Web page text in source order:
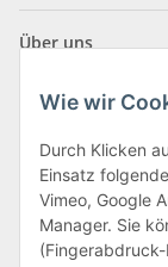
Über uns
Klagenfurter
9556 Liebenfels
Wie wir
Durch Klicken
Einsatz
Vimeo, Google
Manager. Sie